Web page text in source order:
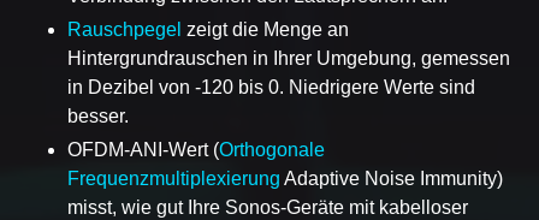
Rauschpegel zeigt die Menge an
Hintergrundrauschen in Ihrer Umgebung, gemessen
in Dezibel von -120 bis 0. Niedrigere Werte sind
besser.
OFDM-ANI-Wert (Orthogonale
Frequenzmultiplexierung Adaptive Noise Immunity)
misst, wie gut Ihre Sonos-Geräte mit kabelloser